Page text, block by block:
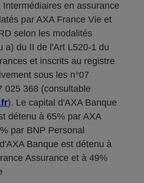
Intermédiaires en assurance
par AXA France Vie et
selon les modalités
a) du II de l'Art L520-1 du
et inscrits au registre
sous les n°07
025 368 (consultable
). Le capital d'AXA Banque
détenu à 65% par AXA
par BNP Personal
Banque est détenu à
Assurance et à 49%